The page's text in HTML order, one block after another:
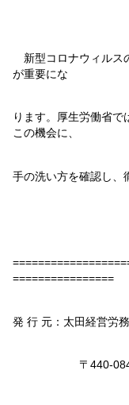
新型コロナウィルス
が重要にな
ります。厚生労働省で
この機会に、
手の洗い方を確認し、
================
発 行 元：太田経営労
〒 440-